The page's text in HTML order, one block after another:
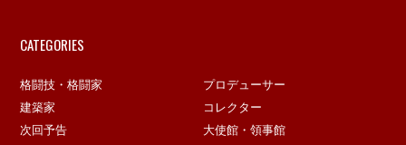
CATEGORIES
格闘技・格闘家
プロデューサー
建築家
コレクター
次回予告
大使館・領事館